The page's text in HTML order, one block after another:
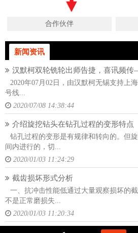
合作伙伴
新闻资讯
汉默柯双轮铣轮出师告捷，喜讯频传——汉默
2020年07月02日，由汉默柯无锡支持上
号线...
2020/07/08 14:38:44
介绍旋挖钻头在钻孔过程的变形特点
钻孔过程的变形是有规律和转向的。但
间内进行的，切...
2020/01/03 11:24:29
截齿损坏形式分析
一、抗冲击性能低通过大量观察损坏的
不是正常磨损失...
2020/01/03 11:20:34